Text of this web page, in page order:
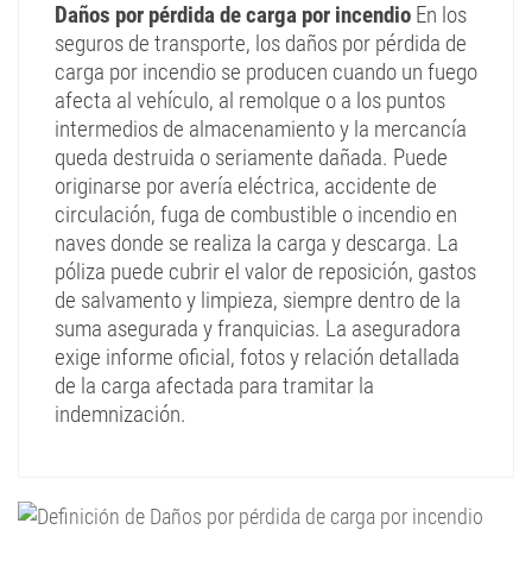
Daños por pérdida de carga por incendio En los
seguros de transporte, los daños por pérdida de
carga por incendio se producen cuando un fuego
afecta al vehículo, al remolque o a los puntos
intermedios de almacenamiento y la mercancía
queda destruida o seriamente dañada. Puede
originarse por avería eléctrica, accidente de
circulación, fuga de combustible o incendio en
naves donde se realiza la carga y descarga. La
póliza puede cubrir el valor de reposición, gastos
de salvamento y limpieza, siempre dentro de la
suma asegurada y franquicias. La aseguradora
exige informe oficial, fotos y relación detallada
de la carga afectada para tramitar la
indemnización.